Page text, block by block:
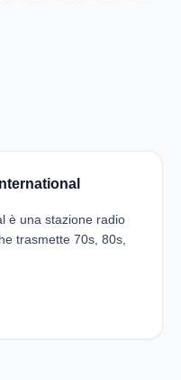
è una stazione radio
trasmette 70s, 80s,